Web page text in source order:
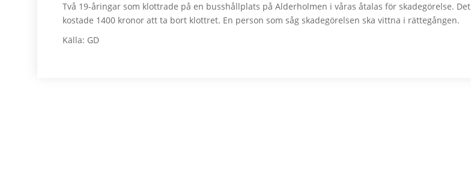
Två 19-åringar som klottrade på en busshållplats på Alderholmen i våras åtalas för skadegörelse. Det
kostade 1400 kronor att ta bort klottret. En person som såg skadegörelsen ska vittna i rättegången.
Källa: GD